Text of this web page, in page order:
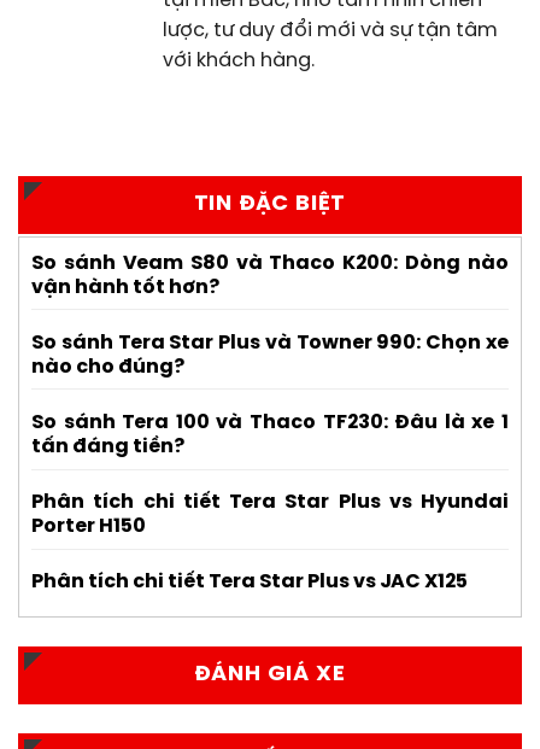
lược, tư duy đổi mới và sự tận tâm
với khách hàng.
TIN ĐẶC BIỆT
So sánh Veam S80 và Thaco K200: Dòng nào
vận hành tốt hơn?
So sánh Tera Star Plus và Towner 990: Chọn xe
nào cho đúng?
So sánh Tera 100 và Thaco TF230: Đâu là xe 1
tấn đáng tiền?
Phân tích chi tiết Tera Star Plus vs Hyundai
Porter H150
Phân tích chi tiết Tera Star Plus vs JAC X125
ĐÁNH GIÁ XE